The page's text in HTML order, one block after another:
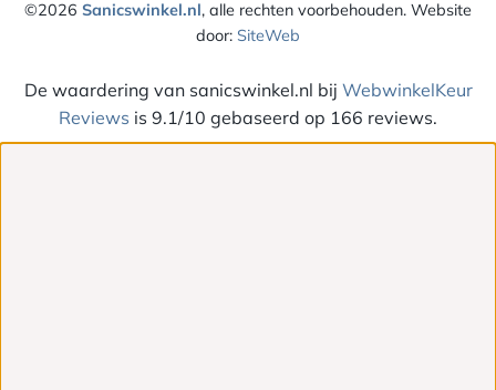
©2026 Sanicswinkel.nl, alle rechten voorbehouden. Website
door: SiteWeb
De waardering van sanicswinkel.nl bij WebwinkelKeur
Reviews is 9.1/10 gebaseerd op 166 reviews.